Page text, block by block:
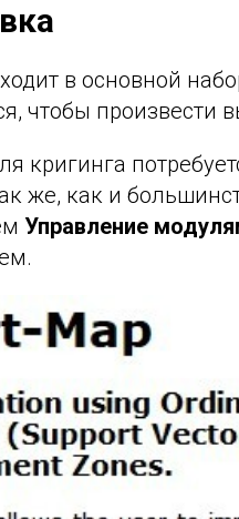
в основной
чтобы произвести
кригинга
же, как и
Управление